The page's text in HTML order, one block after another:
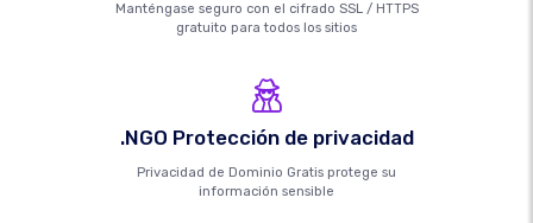
Manténgase seguro con el cifrado SSL / HTTPS
gratuito para todos los sitios
.NGO Protección de privacidad
Privacidad de Dominio Gratis protege su
información sensible